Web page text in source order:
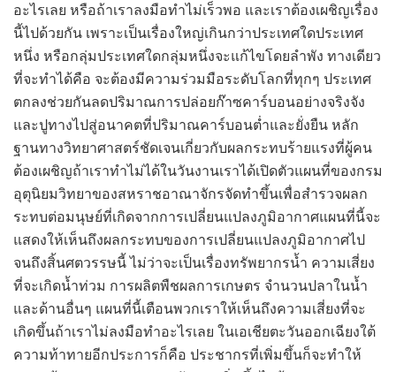
อะไรเลย หรือถ้าเราลงมือทำไม่เร็วพอ และเราต้องเผชิญเรื่อง
นี้ไปด้วยกัน เพราะเป็นเรื่องใหญ่เกินกว่าประเทศใดประเทศ
หนึ่ง หรือกลุ่มประเทศใดกลุ่มหนึ่งจะแก้ไขโดยลำพัง ทางเดียว
ที่จะทำได้คือ จะต้องมีความร่วมมือระดับโลกที่ทุกๆ ประเทศ
ตกลงช่วยกันลดปริมาณการปล่อยก๊าซคาร์บอนอย่างจริงจัง
และปูทางไปสู่อนาคตที่ปริมาณคาร์บอนต่ำและยั่งยืน หลัก
ฐานทางวิทยาศาสตร์ชัดเจนเกี่ยวกับผลกระทบร้ายแรงที่ผู้คน
ต้องเผชิญถ้าเราทำไม่ได้ในวันงานเราได้เปิดตัวแผนที่ของกรม
อุตุนิยมวิทยาของสหราชอาณาจักรจัดทำขึ้นเพื่อสำรวจผลก
ระทบต่อมนุษย์ที่เกิดจากการเปลี่ยนแปลงภูมิอากาศแผนที่นี้จะ
แสดงให้เห็นถึงผลกระทบของการเปลี่ยนแปลงภูมิอากาศไป
จนถึงสิ้นศตวรรษนี้ ไม่ว่าจะเป็นเรื่องทรัพยากรน้ำ ความเสี่ยง
ที่จะเกิดน้ำท่วม การผลิตพืชผลการเกษตร จำนวนปลาในน้ำ
และด้านอื่นๆ แผนที่นี้เตือนพวกเราให้เห็นถึงความเสี่ยงที่จะ
เกิดขึ้นถ้าเราไม่ลงมือทำอะไรเลย ในเอเชียตะวันออกเฉียงใต้
ความท้าทายอีกประการก็คือ ประชากรที่เพิ่มขึ้นก็จะทำให้